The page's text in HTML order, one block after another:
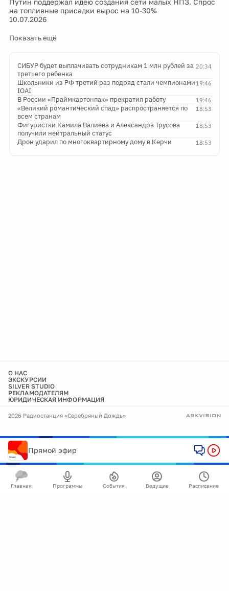
Путин поддержал идею создания сети малых НПЗ. Спрос
на топливные присадки вырос на 10-30%
10.07.2026
Показать ещё
20:34
СИБУР будет выплачивать сотрудникам 1 млн рублей за
третьего ребенка
19:46
Школьники из РФ третий раз подряд стали чемпионами
IOAI
19:46
В России «Праймкартонпак» прекратил работу
18:53
«Великий романтический спад» распространяется по
всем странам
18:53
Фигуристки Камила Валиева и Александра Трусова
получили нейтральный статус
18:53
Дрон ударил по многоквартирному дому в Керчи
О НАС
ЭКСКУРСИИ
SILVER STUDIO
РЕКЛАМОДАТЕЛЯМ
ЮРИДИЧЕСКАЯ ИНФОРМАЦИЯ
2026 Радиостанция «Серебряный Дождь»
Прямой эфир
Главная Программы События Ведущие Расписание